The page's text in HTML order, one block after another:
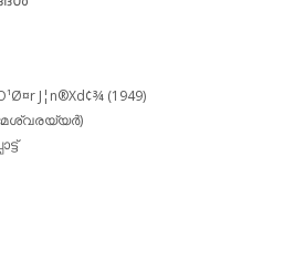
J¦n®Xd¢¾ (1949)